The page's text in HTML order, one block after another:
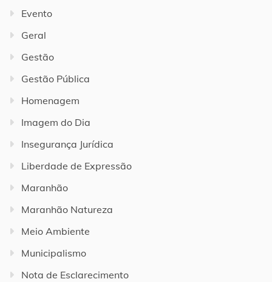
Evento
Geral
Gestão
Gestão Pública
Homenagem
Imagem do Dia
Insegurança Jurídica
Liberdade de Expressão
Maranhão
Maranhão Natureza
Meio Ambiente
Municipalismo
Nota de Esclarecimento